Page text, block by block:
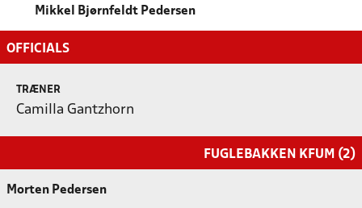
Mikkel Bjørnfeldt Pedersen
OFFICIALS
TRÆNER
Camilla Gantzhorn
FUGLEBAKKEN KFUM (2)
Morten Pedersen